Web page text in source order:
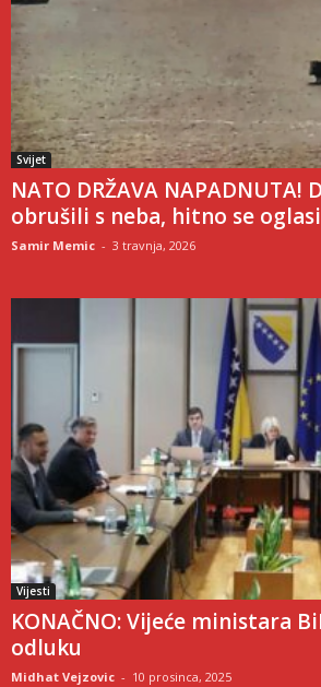
Svijet
NATO DRŽAVA NAPADNUTA!
obrušili s neba, hitno se
Samir Memic - 3 travnja, 2026
Vijesti
KONAČNO: Vijeće ministara
odluku
Midhat Vejzovic - 10 prosinca, 2025